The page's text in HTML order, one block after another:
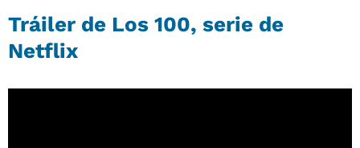
Tráiler de Los 100, serie de
Netflix